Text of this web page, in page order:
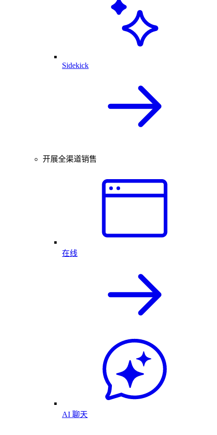
Sidekick
开展全渠道销售
在线
AI 聊天